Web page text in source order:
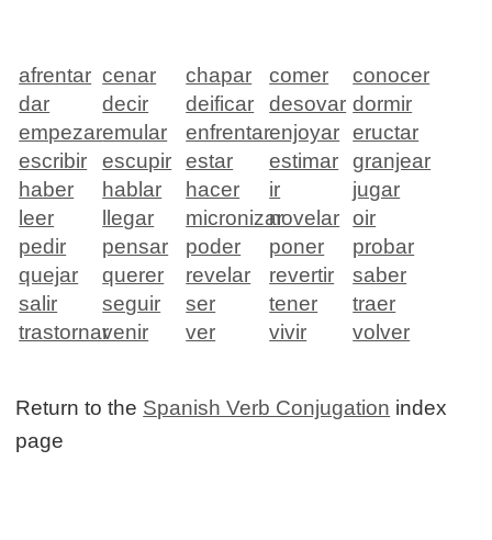
afrentar cenar chapar comer
conocer
dar
decir deificar desovar dormir
empezaremular enfrentarenjoyar eructar
escribir
escupir estar estimar
granjear
haber
hablar hacer ir
jugar
leer
llegar micronizarnovelar oir
pedir
pensar poder poner
probar
quejar
querer revelar revertir
saber
salir
seguir ser tener
traer
trastornarvenir ver vivir volver
Return to the Spanish Verb Conjugation index
page